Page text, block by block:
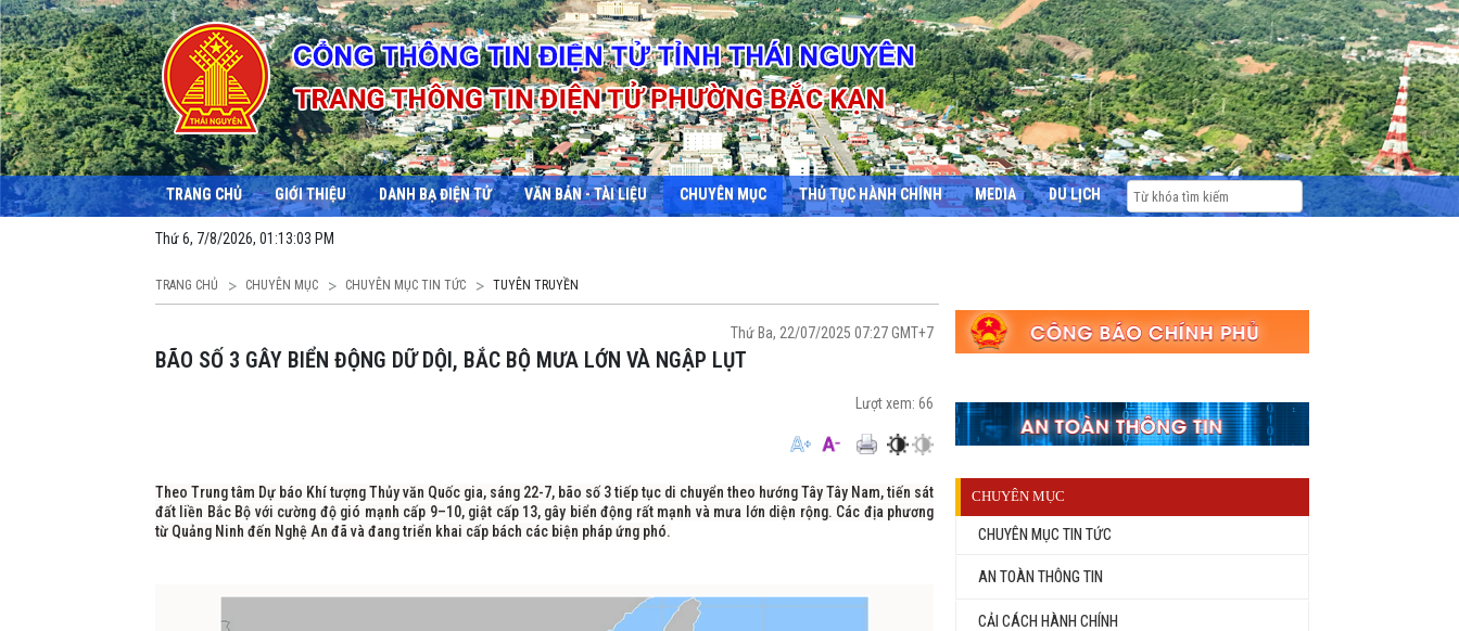
TRANG CHỦ GIỚI THIỆU DANH BẠ ĐIỆN TỬ VĂN BẢN - TÀI LIỆU CHUYÊN MỤC THỦ TỤC HÀNH CHÍNH MEDIA DU LỊCH
Thứ 6, 7/8/2026, 01:13:03 PM
TRANG CHỦ CHUYÊN MỤC CHUYÊN MỤC TIN TỨC TUYÊN TRUYỀN
Thứ Ba, 22/07/2025 07:27 GMT+7
BÃO SỐ 3 GÂY BIỂN ĐỘNG DỮ DỘI, BẮC BỘ MƯA LỚN VÀ NGẬP LỤT
Lượt xem: 66
Theo Trung tâm Dự báo Khí tượng Thủy văn Quốc gia, sáng 22-7, bão số 3 tiếp tục di chuyển theo hướng Tây Tây Nam, tiến sát
đất liền Bắc Bộ với cường độ gió mạnh cấp 9–10, giật cấp 13, gây biển động rất mạnh và mưa lớn diện rộng. Các địa phương
từ Quảng Ninh đến Nghệ An đã và đang triển khai cấp bách các biện pháp ứng phó.
CHUYÊN MỤC
CHUYÊN MỤC TIN TỨC
AN TOÀN THÔNG TIN
CẢI CÁCH HÀNH CHÍNH